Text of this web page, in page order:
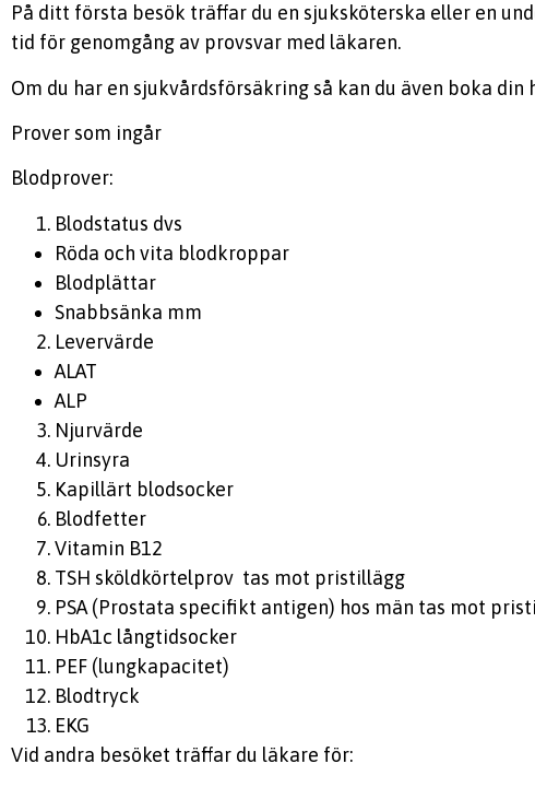
På ditt första besök träffar du en sjuksköterska eller en
tid för genomgång av provsvar med läkaren.
Om du har en sjukvårdsförsäkring så kan du även boka
Prover som ingår
Blodprover:
Blodstatus dvs
Röda och vita blodkroppar
Blodplättar
Snabbsänka mm
Levervärde
ALAT
ALP
Njurvärde
Urinsyra
Kapillärt blodsocker
Blodfetter
Vitamin B12
TSH sköldkörtelprov tas mot pristillägg
PSA (Prostata specifikt antigen) hos män tas mot
HbA1c långtidsocker
PEF (lungkapacitet)
Blodtryck
EKG
Vid andra besöket träffar du läkare för: